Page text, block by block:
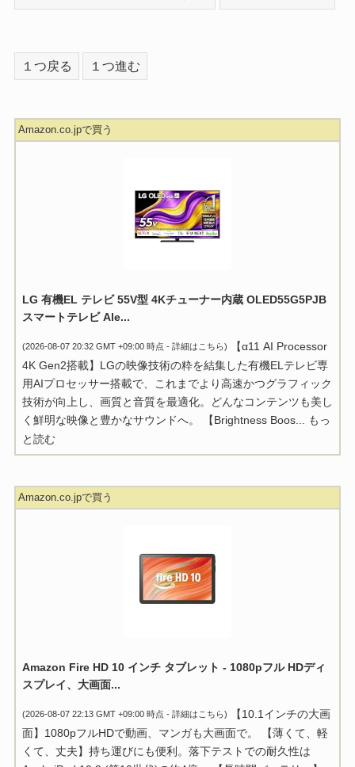
１つ戻る １つ進む
Amazon.co.jpで買う
LG 有機EL テレビ 55V型 4Kチューナー内蔵 OLED55G5PJB
スマートテレビ Ale...
(2026-08-07 20:32 GMT +09:00 時点 - 詳細はこちら)
【α11 AI Processor
4K Gen2搭載】LGの映像技術の粋を結集した有機ELテレビ専
用AIプロセッサー搭載で、これまでより高速かつグラフィック
技術が向上し、画質と音質を最適化。どんなコンテンツも美し
く鮮明な映像と豊かなサウンドへ。 【Brightness Boos... もっ
と読む
Amazon.co.jpで買う
Amazon Fire HD 10 インチ タブレット - 1080pフル HDディ
スプレイ、大画面...
(2026-08-07 22:13 GMT +09:00 時点 - 詳細はこちら)
【10.1インチの大画
面】1080pフルHDで動画、マンガも大画面で。 【薄くて、軽
くて、丈夫】持ち運びにも便利。落下テストでの耐久性は